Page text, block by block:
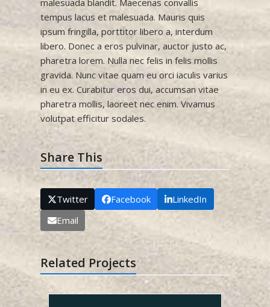
malesuada blandit. Maecenas convallis
tempus lacus et malesuada. Mauris quis
ipsum fringilla, porttitor libero a, interdum
libero. Donec a eros pulvinar, auctor justo ac,
pharetra lorem. Nulla nec felis in felis mollis
gravida. Nunc vitae quam eu orci iaculis varius
in eu ex. Curabitur eros dui, accumsan vitae
pharetra mollis, laoreet nec enim. Vivamus
volutpat efficitur sodales.
Share This
Twitter Facebook
LinkedIn
Email
Related Projects